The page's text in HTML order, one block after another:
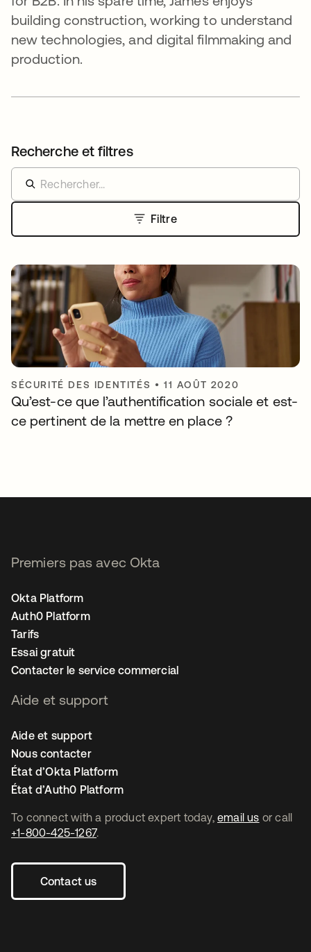
building construction, working to understand
new technologies, and digital filmmaking and
production.
Recherche et filtres
Filtre
SÉCURITÉ DES IDENTITÉS •11 AOÛT 2020
Qu’est-ce que l’authentification sociale et est-
ce pertinent de la mettre en place ?
To connect with a product expert today, email us or call
+1-800-425-1267.
Contact us
Premiers pas avec Okta
Okta Platform
Auth0 Platform
Tarifs
Essai gratuit
Contacter le service commercial
Aide et support
Aide et support
Nous contacter
État d’Okta Platform
État d’Auth0 Platform